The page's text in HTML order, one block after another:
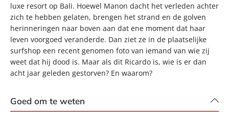
luxe resort op Bali. Hoewel Manon dacht het verleden achter
zich te hebben gelaten, brengen het strand en de golven
herinneringen naar boven aan dat ene moment dat haar
leven voorgoed veranderde. Dan ziet ze in de plaatselijke
surfshop een recent genomen foto van iemand van wie zij
weet dat hij dood is. Maar als dit Ricardo is, wie is er dan
acht jaar geleden gestorven? En waarom?
Goed om te weten